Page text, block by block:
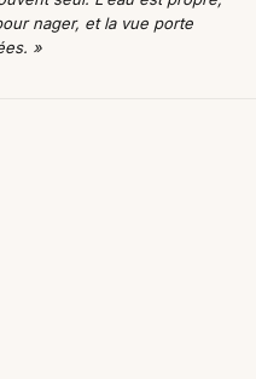
nager, et la vue porte
»